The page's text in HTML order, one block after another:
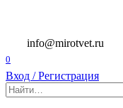
содержанию
info@mirotvet.ru
0
Вход / Регистрация
Search
for: